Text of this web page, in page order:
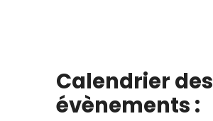
Calendrier des
évènements :